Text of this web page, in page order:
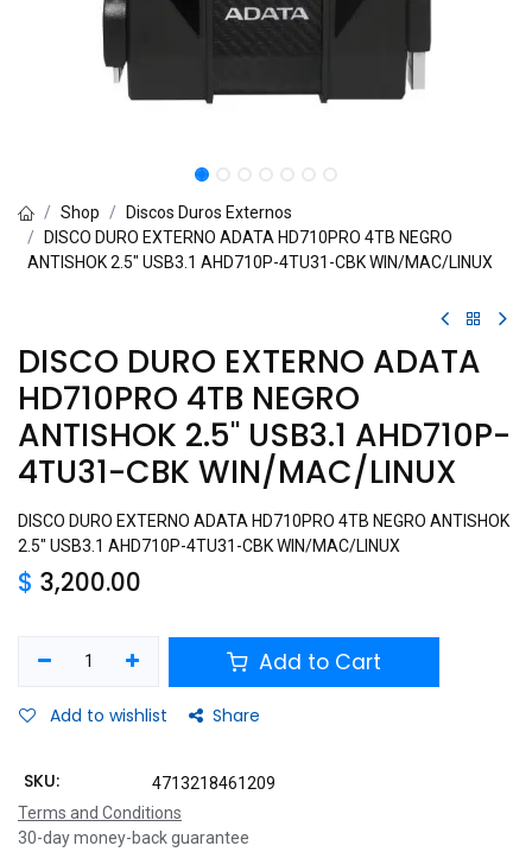
Shop
Discos Duros Externos
DISCO DURO EXTERNO ADATA HD710PRO 4TB NEGRO
ANTISHOK 2.5" USB3.1 AHD710P-4TU31-CBK WIN/MAC/LINUX
DISCO DURO EXTERNO ADATA
HD710PRO 4TB NEGRO
ANTISHOK 2.5" USB3.1 AHD710P-
4TU31-CBK WIN/MAC/LINUX
DISCO DURO EXTERNO ADATA HD710PRO 4TB NEGRO ANTISHOK
2.5" USB3.1 AHD710P-4TU31-CBK WIN/MAC/LINUX
$ 3,200.00
Add to Cart
Add to wishlist Share
SKU:
4713218461209
Terms and Conditions
30-day money-back guarantee